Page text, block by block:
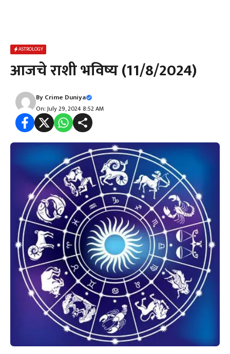
ASTROLOGY
आजचे राशी भविष्य (11/8/2024)
ByCrime Duniya
On: July 29, 2024 8:52 AM